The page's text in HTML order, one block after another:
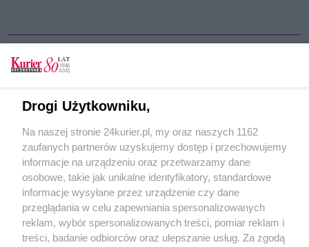
Skomplikowany przegląd urządzeń
Biel tytanowa - policki pewniak
Ułatwiają ścieżkę kariery
POGODA
18℃
Drogi Użytkowniku,
Na naszej stronie 24kurier.pl, my oraz naszych 1162
zaufanych partnerów uzyskujemy dostęp i przechowujemy
informacje na urządzeniu oraz przetwarzamy dane
osobowe, takie jak unikalne identyfikatory, standardowe
informacje wysyłane przez urządzenie czy dane
przeglądania w celu zapewniania spersonalizowanych
reklam, wybór spersonalizowanych treści, pomiar reklam i
treści, badanie odbiorców oraz ulepszanie usług. Za zgodą